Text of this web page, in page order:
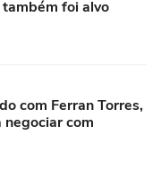
foi alvo
com Ferran Torres,
negociar com